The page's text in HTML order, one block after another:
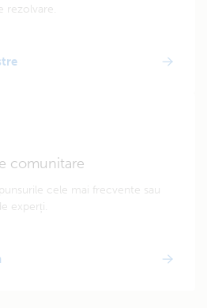
rezolvare.
comunitare
cele mai frecvente sau
experți.